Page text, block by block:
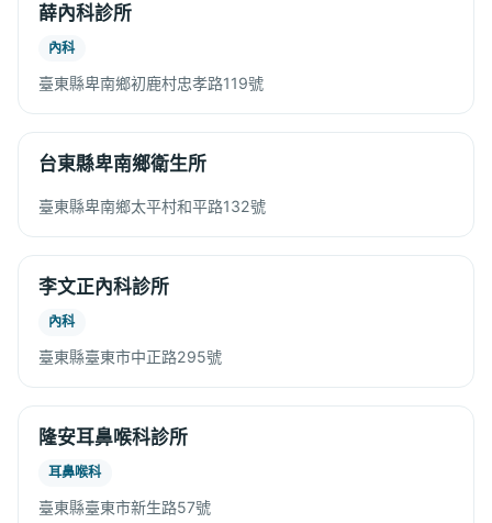
薛內科診所
內科
臺東縣卑南鄉初鹿村忠孝路119號
台東縣卑南鄉衛生所
臺東縣卑南鄉太平村和平路132號
李文正內科診所
內科
臺東縣臺東市中正路295號
隆安耳鼻喉科診所
耳鼻喉科
臺東縣臺東市新生路57號